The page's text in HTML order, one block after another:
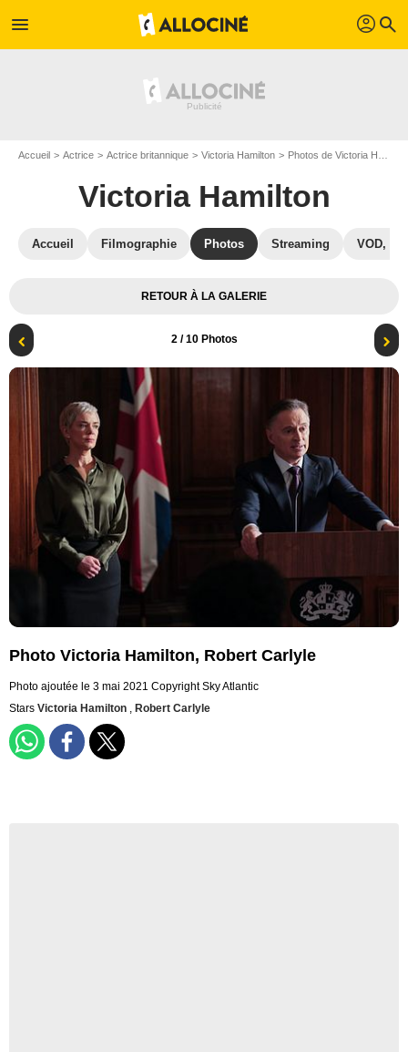
menu profil search
Accueil Actrice Actrice britannique Victoria Hamilton Photos de Victoria Hamilton
Victoria Hamilton
Accueil Filmographie Photos Streaming VOD,
RETOUR À LA GALERIE
2/ 10 Photos
Photo Victoria Hamilton, Robert Carlyle
Photo ajoutée le 3 mai 2021 Copyright Sky Atlantic
Stars Victoria Hamilton , Robert Carlyle